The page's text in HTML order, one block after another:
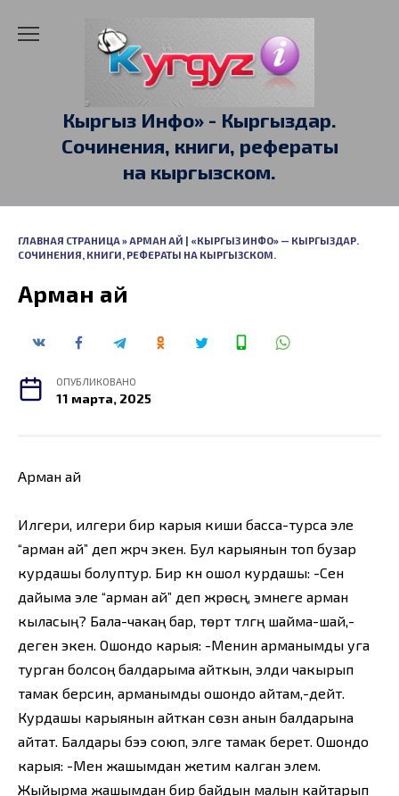
Кыргыз Инфо» - Кыргыздар.
Сочинения, книги, рефераты
на кыргызском.
ГЛАВНАЯ СТРАНИЦА»АРМАН АЙ | «КЫРГЫЗ ИНФО» — КЫРГЫЗДАР.
СОЧИНЕНИЯ, КНИГИ, РЕФЕРАТЫ НА КЫРГЫЗСКОМ.
Арман ай
ОПУБЛИКОВАНО
11 марта, 2025
Арман ай
Илгери, илгери бир карыя киши басса-турса эле
“арман ай” деп жүрчү экен. Бул карыянын топ бузар
курдашы болуптур. Бир күнү ошол курдашы: -Сен
дайыма эле “арман ай” деп жүрөсүң, эмнеге арман
кыласың? Бала-чакаң бар, төрт түлүгүң шайма-шай,-
деген экен. Ошондо карыя: -Менин арманымды уга
турган болсоң балдарыма айткын, элди чакырып
тамак берсин, арманымды ошондо айтам,-дейт.
Курдашы карыянын айткан сөзүн анын балдарына
айтат. Балдары бээ союп, элге тамак берет. Ошондо
карыя: -Мен жашымдан жетим калган элем.
Жыйырма жашымдан бир байдын малын кайтарып